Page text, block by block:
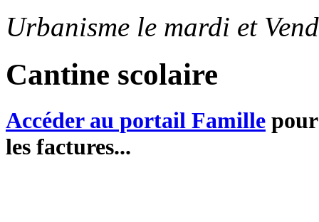
Urbanisme le mardi et
Cantine scolaire
Accéder au portail Famille
les factures...